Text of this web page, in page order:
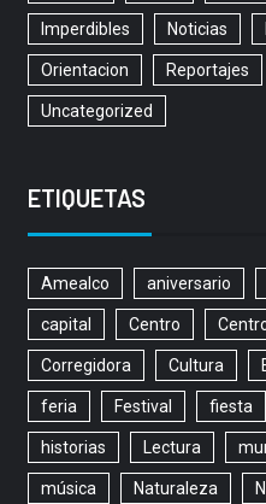
Imperdibles Noticias
Orientacion Reportajes
Uncategorized
ETIQUETAS
Amealco aniversario
capital Centro
Corregidora Cultura
feria Festival fiesta
historias Lectura
música Naturaleza